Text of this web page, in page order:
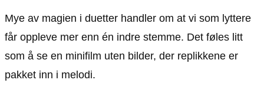
Mye av magien i duetter handler om at vi som lyttere
får oppleve mer enn én indre stemme. Det føles litt
som å se en minifilm uten bilder, der replikkene er
pakket inn i melodi.